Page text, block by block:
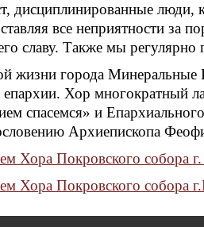
дисциплинированные
все неприятности за
славу. Также мы
жизни города
Хор многократный
спасемся» и
Архиепископа
Хора Покровского собора
Хора Покровского собора